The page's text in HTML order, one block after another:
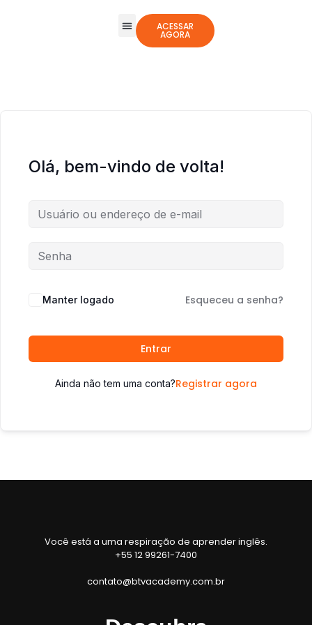
ACESSAR
AGORA
Olá, bem-vindo de volta!
Manter logado Esqueceu a senha?
Entrar
Ainda não tem uma conta?Registrar agora
Você está a uma respiração de aprender inglês.
+55 12 99261-7400
contato@btvacademy.com.br